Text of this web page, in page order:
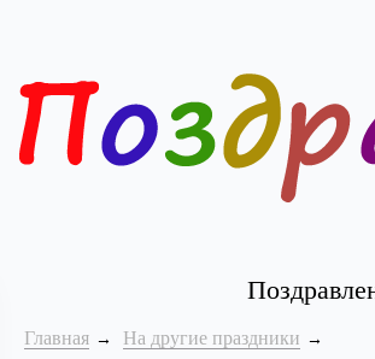
Главная На другие праздники